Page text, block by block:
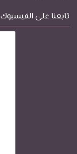
تابعنا على الفيسبوك